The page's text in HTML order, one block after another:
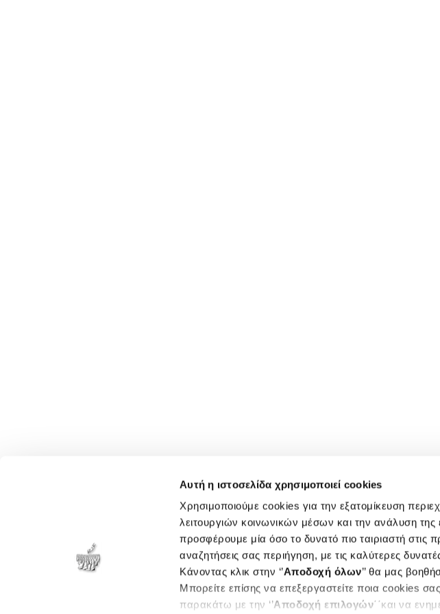
Αυτή η ιστοσελίδα χρησιμοποιεί cookies
Χρησιμοποιούμε cookies για την εξατομίκευση
λειτουργιών κοινωνικών μέσων και την ανάλυση της
προσφέρουμε μία όσο το δυνατό πιο ταιριαστή στις
αναζητήσεις σας περιήγηση, με τις καλύτερες
Κάνοντας κλικ στην ‘’Αποδοχή όλων’’ θα μας
Μπορείτε επίσης να επεξεργαστείτε ποια cookies
παρακάτω με την ‘’Αποδοχή επιλογών΄΄και να